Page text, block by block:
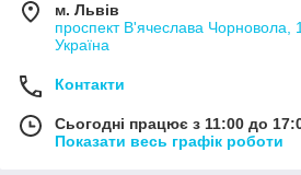
м. Львів
проспект В'ячеслава Чорновола,
Україна
Контакти
Сьогодні працює з 11:00 до
Показати весь графік роботи